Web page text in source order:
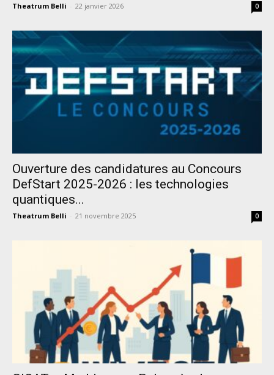
Theatrum Belli - 22 janvier 2026 0
Ouverture des candidatures au Concours
DefStart 2025-2026 : les technologies
quantiques...
Theatrum Belli - 21 novembre 2025 0